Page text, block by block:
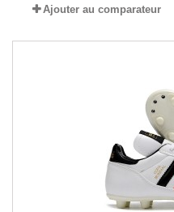
Ajouter au comparateur